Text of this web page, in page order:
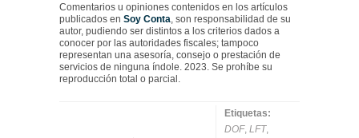
Comentarios u opiniones contenidos en los artículos
publicados en Soy Conta , son responsabilidad de su
autor, pudiendo ser distintos a los criterios dados a
conocer por las autoridades fiscales; tampoco
representan una asesoría, consejo o prestación de
servicios de ninguna índole. 2023. Se prohíbe su
reproducción total o parcial.
Etiquetas:
DOF, LFT,